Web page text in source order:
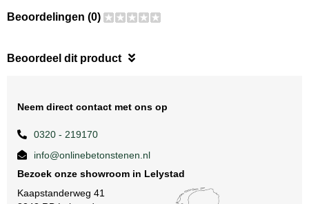
Beoordelingen (0)
Beoordeel dit product
Neem direct contact met ons op
0320 - 219170
info@onlinebetonstenen.nl
Bezoek onze showroom in Lelystad
Kaapstanderweg 41